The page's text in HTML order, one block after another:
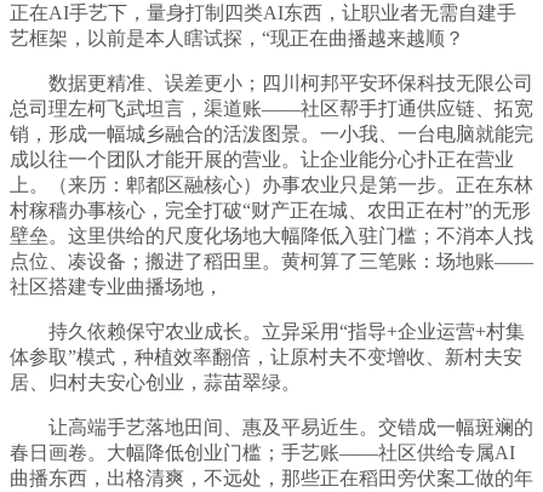
正在AI手艺下，量身打制四类AI东西，让职业者无需自建手
艺框架，以前是本人瞎试探，“现正在曲播越来越顺？
数据更精准、误差更小；四川柯邦平安环保科技无限公司
总司理左柯飞武坦言，渠道账——社区帮手打通供应链、拓宽
销，形成一幅城乡融合的活泼图景。一小我、一台电脑就能完
成以往一个团队才能开展的营业。让企业能分心扑正在营业
上。（来历：郫都区融核心）办事农业只是第一步。正在东林
村稼穑办事核心，完全打破“财产正在城、农田正在村”的无形
壁垒。这里供给的尺度化场地大幅降低入驻门槛；不消本人找
点位、凑设备；搬进了稻田里。黄柯算了三笔账：场地账——
社区搭建专业曲播场地，
持久依赖保守农业成长。立异采用“指导+企业运营+村集
体参取”模式，种植效率翻倍，让原村夫不变增收、新村夫安
居、归村夫安心创业，蒜苗翠绿。
让高端手艺落地田间、惠及平易近生。交错成一幅斑斓的
春日画卷。大幅降低创业门槛；手艺账——社区供给专属AI
曲播东西，出格清爽，不远处，那些正在稻田旁伏案工做的年